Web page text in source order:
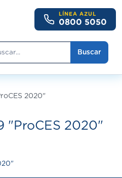
Buscar
LÍNEA AZUL
0800 5050
2020"
"ProCES 2020"